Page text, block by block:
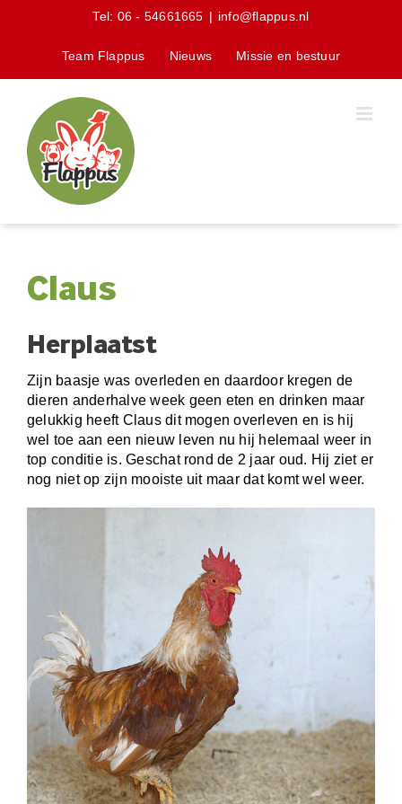
Tel: 06 - 54661665 | info@flappus.nl
Team Flappus Nieuws Missie en bestuur
Claus
Herplaatst
Zijn baasje was overleden en daardoor kregen de
dieren anderhalve week geen eten en drinken maar
gelukkig heeft Claus dit mogen overleven en is hij
wel toe aan een nieuw leven nu hij helemaal weer in
top conditie is. Geschat rond de 2 jaar oud. Hij ziet er
nog niet op zijn mooiste uit maar dat komt wel weer.